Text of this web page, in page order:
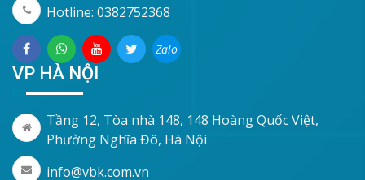
Hotline: 0382752368
Zalo
VP HÀ NỘI
Tầng 12, Tòa nhà 148, 148 Hoàng Quốc Việt,
Phường Nghĩa Đô, Hà Nội
info@vbk.com.vn